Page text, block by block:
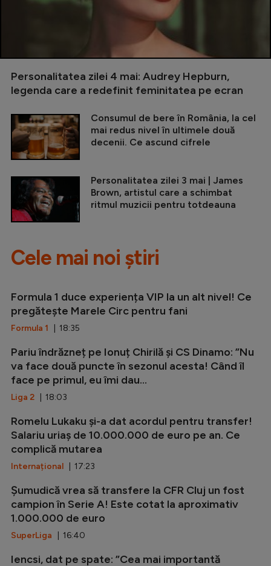
Personalitatea zilei 4 mai: Audrey Hepburn,
legenda care a redefinit feminitatea pe ecran
Consumul de bere în România, la cel
mai redus nivel în ultimele două
decenii. Ce ascund cifrele
Personalitatea zilei 3 mai | James
Brown, artistul care a schimbat
ritmul muzicii pentru totdeauna
Cele mai noi știri
Formula 1 duce experiența VIP la un alt nivel! Ce
pregătește Marele Circ pentru fani
Formula 1 | 18:35
Pariu îndrăzneț pe Ionuț Chirilă și CS Dinamo: ”Nu
va face două puncte în sezonul acesta! Când îl
face pe primul, eu îmi dau...
Liga 2 | 18:03
Romelu Lukaku și-a dat acordul pentru transfer!
Salariu uriaș de 10.000.000 de euro pe an. Ce
complică mutarea
Internațional | 17:23
Șumudică vrea să transfere la CFR Cluj un fost
campion în Serie A! Este cotat la aproximativ
1.000.000 de euro
SuperLiga | 16:40
Iencsi, dat pe spate: ”Cea mai importantă